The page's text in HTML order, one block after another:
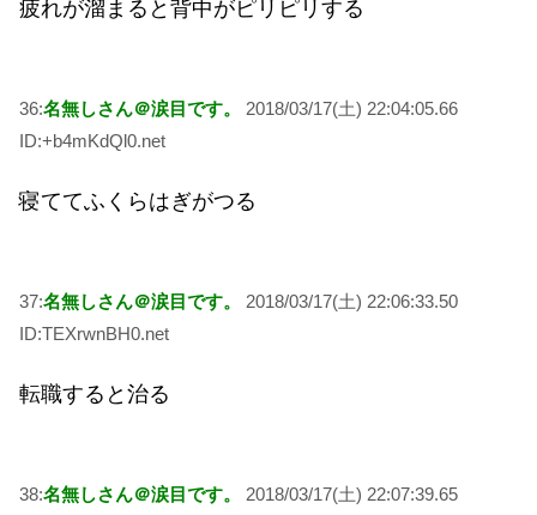
疲れが溜まると背中がピリピリする
36:名無しさん＠涙目です。
2018/03/17(土) 22:04:05.66
ID:+b4mKdQl0.net
寝ててふくらはぎがつる
37:名無しさん＠涙目です。
2018/03/17(土) 22:06:33.50
ID:TEXrwnBH0.net
転職すると治る
38:名無しさん＠涙目です。
2018/03/17(土) 22:07:39.65